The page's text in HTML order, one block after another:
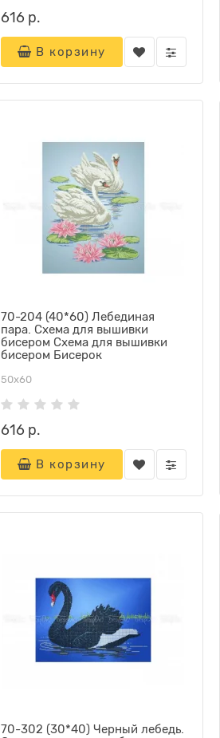
616 р.
В корзину
70-204 (40*60) Лебединая
пара. Схема для вышивки
бисером Схема для вышивки
бисером Бисерок
50х60
616 р.
В корзину
70-302 (30*40) Черный лебедь.